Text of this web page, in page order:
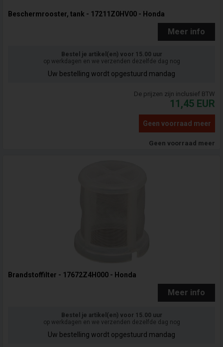
Beschermrooster, tank - 17211Z0HV00 - Honda
Meer info
Bestel je artikel(en) voor 15.00 uur
op werkdagen en we verzenden dezelfde dag nog
Uw bestelling wordt opgestuurd mandag
De prijzen zijn inclusief BTW
11,45 EUR
Geen voorraad meer
Geen voorraad meer
Brandstoffilter - 17672Z4H000 - Honda
Meer info
Bestel je artikel(en) voor 15.00 uur
op werkdagen en we verzenden dezelfde dag nog
Uw bestelling wordt opgestuurd mandag